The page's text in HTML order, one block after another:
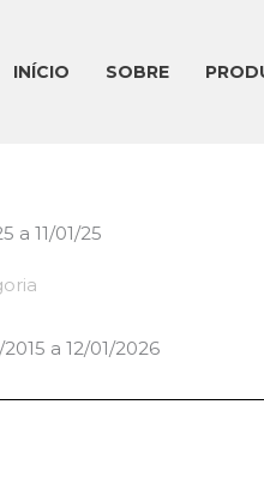
INÍCIO SOBRE